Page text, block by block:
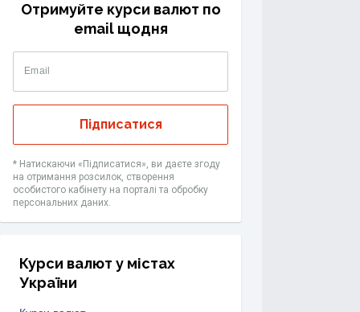
Отримуйте курси валют по
email щодня
Email
Підписатися
* Натискаючи «Підписатися», ви даєте згоду
на отримання розсилок, створення
особистого кабінету на порталі та обробку
персональних даних.
Курси валют у містах
України